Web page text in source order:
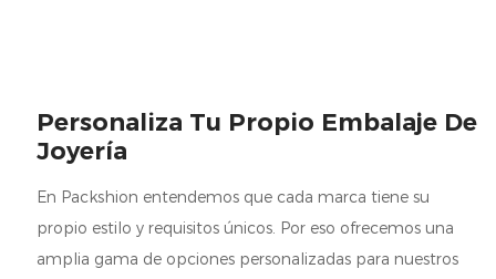
Personaliza Tu Propio Embalaje De
Joyería
En Packshion entendemos que cada marca tiene su
propio estilo y requisitos únicos. Por eso ofrecemos una
amplia gama de opciones personalizadas para nuestros